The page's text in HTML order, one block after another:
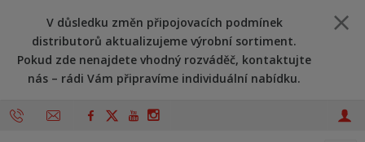
V důsledku změn připojovacích podmínek
distributorů aktualizujeme výrobní sortiment.
Pokud zde nenajdete vhodný rozváděč, kontaktujte
nás – rádi Vám připravíme individuální nabídku.